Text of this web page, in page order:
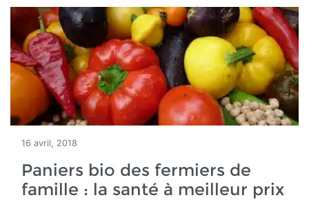
16 avril, 2018
Paniers bio des fermiers de
famille : la santé à meilleur prix